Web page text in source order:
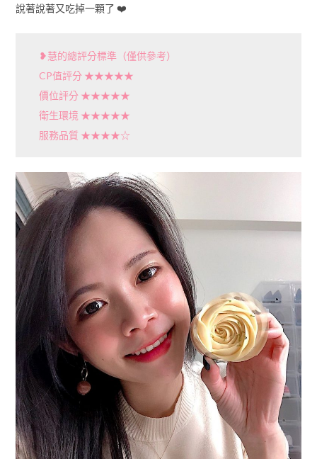
說著說著又吃掉一顆了 ❤️
❥慧的總評分標準（僅供參考）
CP值評分 ★★★★★
價位評分 ★★★★★
衛生環境 ★★★★★
服務品質 ★★★★☆